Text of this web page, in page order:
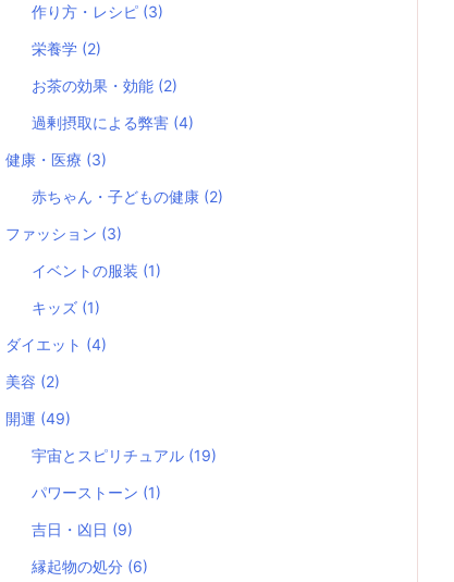
作り方・レシピ (3)
栄養学 (2)
お茶の効果・効能 (2)
過剰摂取による弊害 (4)
健康・医療 (3)
赤ちゃん・子どもの健康 (2)
ファッション (3)
イベントの服装 (1)
キッズ (1)
ダイエット (4)
美容 (2)
開運 (49)
宇宙とスピリチュアル (19)
パワーストーン (1)
吉日・凶日 (9)
縁起物の処分 (6)